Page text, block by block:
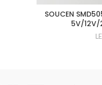
SOUCEN
5V/12V/